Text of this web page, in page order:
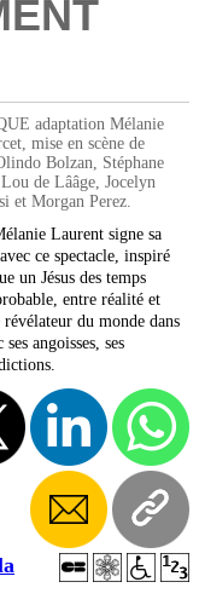
adaptation Mélanie
mise en scène de
Bolzan, Stéphane
de Lââge, Jocelyn
et Morgan Perez.
Laurent signe sa
ce spectacle, inspiré
un Jésus des temps
entre réalité et
du monde dans
angoisses, ses